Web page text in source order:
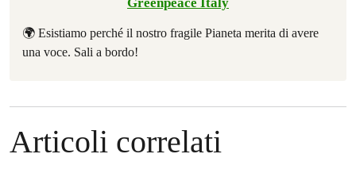
🌍 Esistiamo perché il nostro fragile Pianeta merita di avere
una voce. Sali a bordo!
Articoli correlati